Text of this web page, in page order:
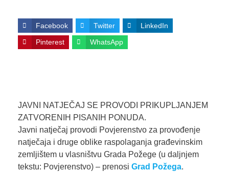
Facebook Twitter LinkedIn
Pinterest WhatsApp
JAVNI NATJEČAJ SE PROVODI PRIKUPLJANJEM
ZATVORENIH PISANIH PONUDA.
Javni natječaj provodi Povjerenstvo za provođenje
natječaja i druge oblike raspolaganja građevinskim
zemljištem u vlasništvu Grada Požege (u daljnjem
tekstu: Povjerenstvo) – prenosi Grad Požega.